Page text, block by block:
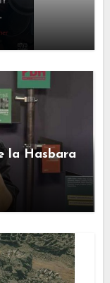
la Hasbara